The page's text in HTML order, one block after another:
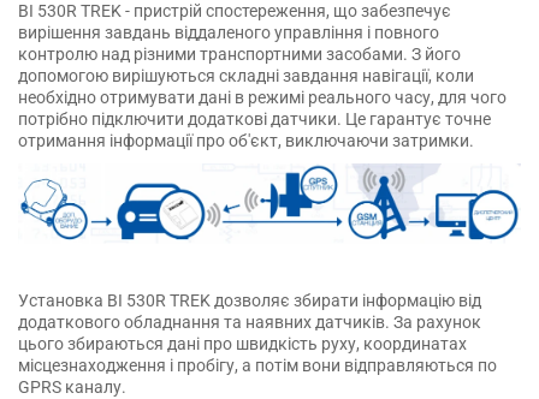
BI 530R TREK - пристрій спостереження, що забезпечує
вирішення завдань віддаленого управління і повного
контролю над різними транспортними засобами. З його
допомогою вирішуються складні завдання навігації, коли
необхідно отримувати дані в режимі реального часу, для чого
потрібно підключити додаткові датчики. Це гарантує точне
отримання інформації про об'єкт, виключаючи затримки.
Установка BI 530R TREK дозволяє збирати інформацію від
додаткового обладнання та наявних датчиків. За рахунок
цього збираються дані про швидкість руху, координатах
місцезнаходження і пробігу, а потім вони відправляються по
GPRS каналу.